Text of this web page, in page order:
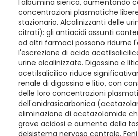
concentrazioni plasmatiche
stazionario. Alcalinizzanti delle
citrati): gli antiacidi assunti
ad altri farmaci possono ridurne
l'escrezione di acido
urine alcalinizzate. Digossina e
acetilsalicilico riduce
renale di digossina e litio, con
delle loro concentrazioni
dell'anidrasicarbonica
eliminazione di acetazolamide
grave acidosi e aumento della
delsistema nervoso centrale.